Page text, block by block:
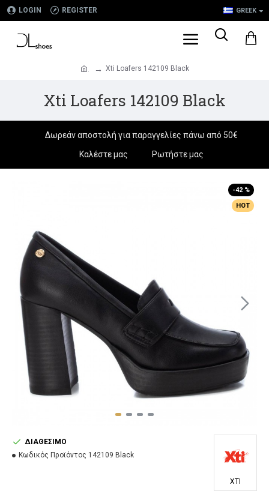
LOGIN REGISTER GREEK
. Xti Loafers 142109 Black
Xti Loafers 142109 Black
Δωρεάν αποστολή για παραγγελίες πάνω από 50€
Καλέστε μας
Ρωτήστε μας
HOT
-42 %
ΔΙΑΘΈΣΙΜΟ
Κωδικός Προϊόντος 142109 Black
XTI